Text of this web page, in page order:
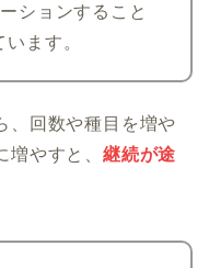
ションすること
ます。
、回数や種目を増や
やすと、 継続が途